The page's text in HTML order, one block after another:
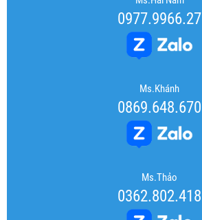
0977.9966.27
Ms.Khánh
0869.648.670
Ms.Thảo
0362.802.418